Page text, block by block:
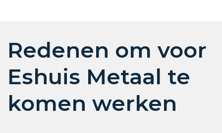
Redenen om voor
Eshuis Metaal te
komen werken